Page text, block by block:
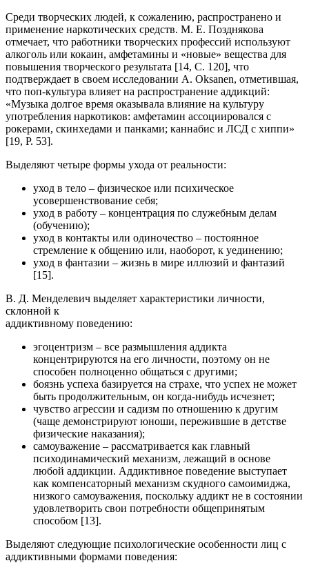
Среди творческих людей, к сожалению, распространено и
применение наркотических средств. М. Е. Позднякова
отмечает, что работники творческих профессий используют
алкоголь или кокаин, амфетамины и «новые» вещества для
повышения творческого результата [14, С. 120], что
подтверждает в своем исследовании A. Oksanen, отметившая,
что поп-культура влияет на распространение аддикций:
«Музыка долгое время оказывала влияние на культуру
употребления наркотиков: амфетамин ассоциировался с
рокерами, скинхедами и панками; каннабис и ЛСД с хиппи»
[19, Р. 53].
Выделяют четыре формы ухода от реальности:
уход в тело – физическое или психическое
усовершенствование себя;
уход в работу – концентрация по служебным делам
(обучению);
уход в контакты или одиночество – постоянное
стремление к общению или, наоборот, к уединению;
уход в фантазии – жизнь в мире иллюзий и фантазий
[15].
В. Д. Менделевич выделяет характеристики личности,
склонной к
аддиктивному поведению:
эгоцентризм – все размышления аддикта
концентрируются на его личности, поэтому он не
способен полноценно общаться с другими;
боязнь успеха базируется на страхе, что успех не может
быть продолжительным, он когда-нибудь исчезнет;
чувство агрессии и садизм по отношению к другим
(чаще демонстрируют юноши, пережившие в детстве
физические наказания);
самоуважение – рассматривается как главный
психодинамический механизм, лежащий в основе
любой аддикции. Аддиктивное поведение выступает
как компенсаторный механизм скудного самоимиджа,
низкого самоуважения, поскольку аддикт не в состоянии
удовлетворить свои потребности общепринятым
способом [13].
Выделяют следующие психологические особенности лиц с
аддиктивными формами поведения: